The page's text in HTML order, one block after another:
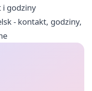
i godziny
- kontakt, godziny,